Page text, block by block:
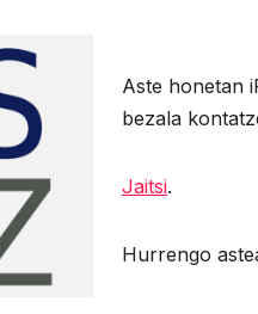
Aste honetan
bezala
Jaitsi.
Hurrengo